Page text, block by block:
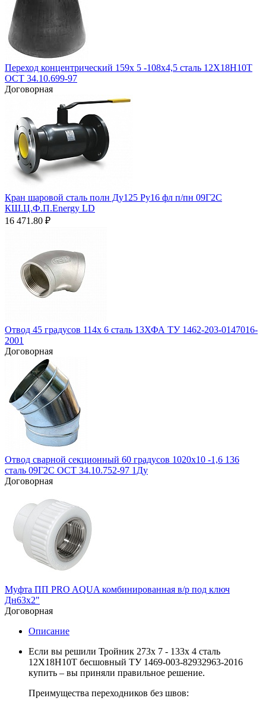
Переход концентрический 159х 5 -108х4,5 сталь 12Х18Н10Т
ОСТ 34.10.699-97
Договорная
Кран шаровой сталь полн Ду125 Ру16 фл п/пн 09Г2С
КШ.Ц.Ф.П.Energy LD
16 471.80 ₽
Отвод 45 градусов 114х 6 сталь 13ХФА ТУ 1462-203-0147016-
2001
Договорная
Отвод сварной секционный 60 градусов 1020х10 -1,6 136
сталь 09Г2С ОСТ 34.10.752-97 1Ду
Договорная
Муфта ПП PRO AQUA комбинированная в/р под ключ
Дн63x2"
Договорная
Описание
Если вы решили Тройник 273х 7 - 133х 4 сталь
12Х18Н10Т бесшовный ТУ 1469-003-82932963-2016
купить – вы приняли правильное решение.
Преимущества переходников без швов: